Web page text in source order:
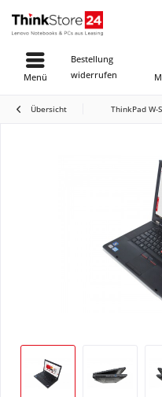
Bestellung
widerrufen
Menü
Übersicht ThinkPad W-